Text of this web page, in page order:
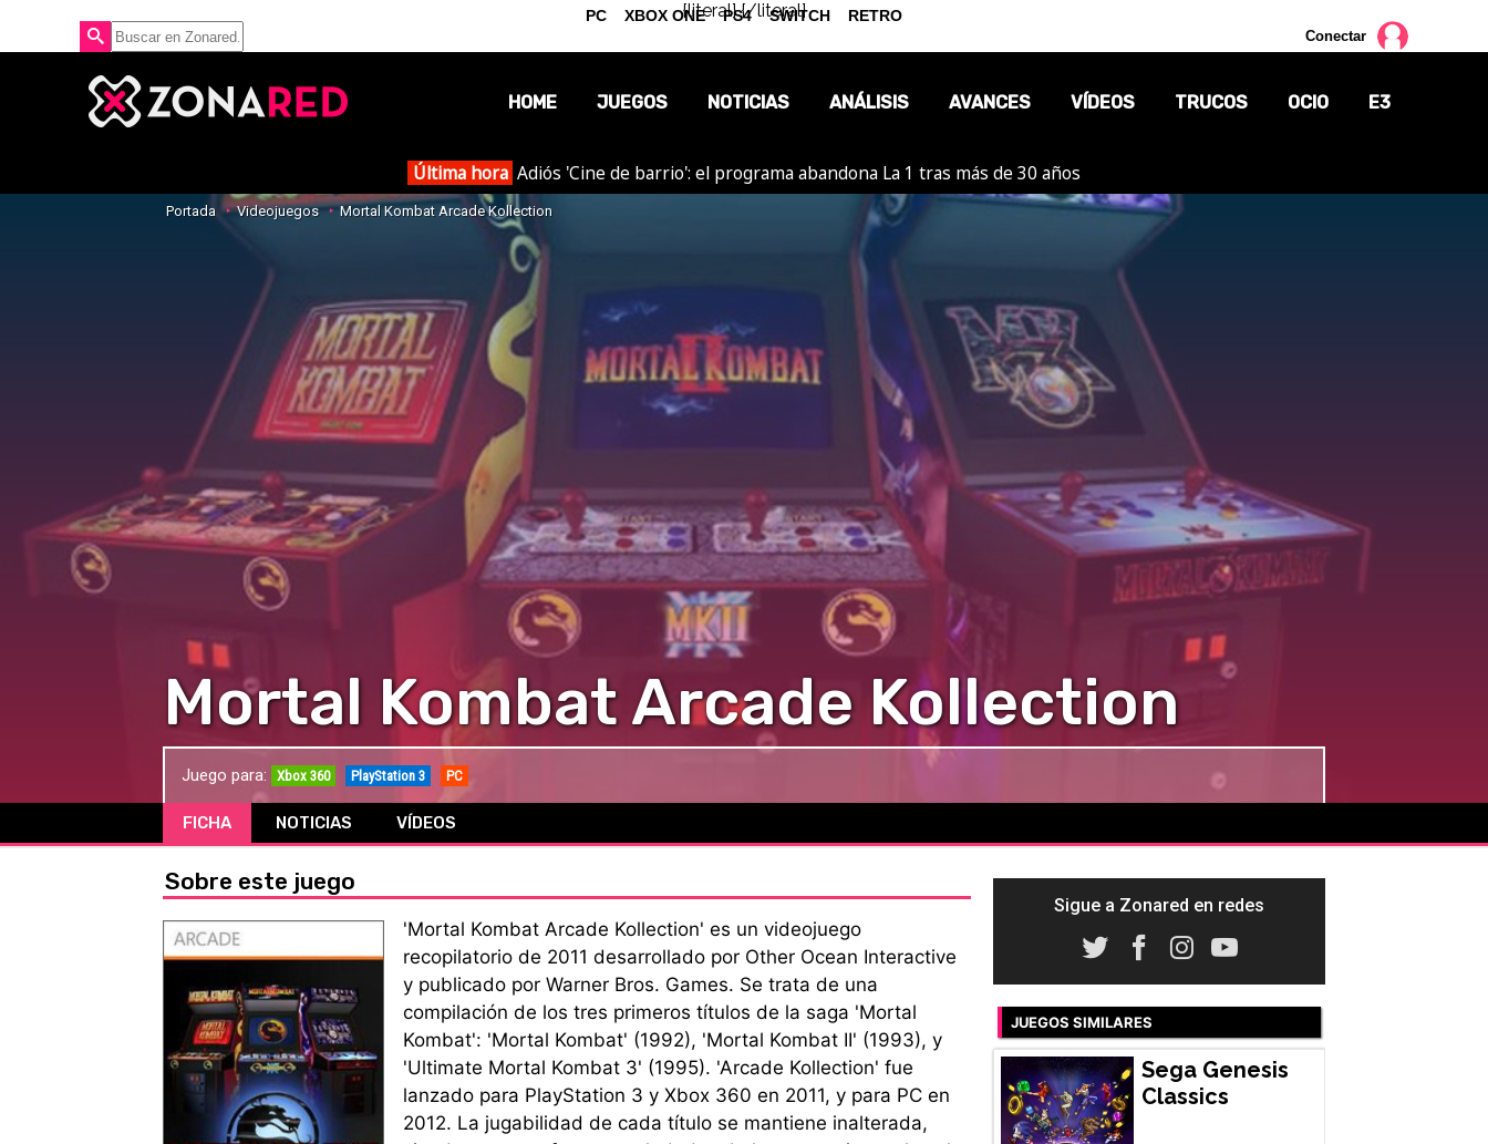
{literal}{/literal}
Conectar
HOME JUEGOS NOTICIAS
OPINIÓN
ANÁLISIS AVANCES VÍDEOS TRUCOS OCIO E3
Última hora Adiós 'Cine de barrio': el programa abandona La 1 tras más de 30 años
Portada Videojuegos Mortal Kombat Arcade Kollection
Mortal Kombat Arcade Kollection
Juego para: Xbox 360 PlayStation 3 PC
FICHA NOTICIAS VÍDEOS
Sobre este juego
'Mortal Kombat Arcade Kollection' es un videojuego
recopilatorio de 2011 desarrollado por Other Ocean Interactive
y publicado por Warner Bros. Games. Se trata de una
compilación de los tres primeros títulos de la saga 'Mortal
Kombat': 'Mortal Kombat' (1992), 'Mortal Kombat II' (1993), y
'Ultimate Mortal Kombat 3' (1995). 'Arcade Kollection' fue
lanzado para PlayStation 3 y Xbox 360 en 2011, y para PC en
2012. La jugabilidad de cada título se mantiene inalterada,
Sigue a Zonared en redes
JUEGOS SIMILARES
Sega Genesis
Classics
PC XBOX ONE PS4 SWITCH RETRO